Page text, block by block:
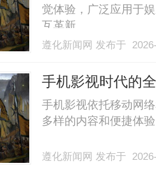
觉体验，广泛应用于
互革新。......
遵化新闻网 发布于
手机影视时代的
乐生活
手机影视依托移动网
多样的内容和便捷体
遵化新闻网 发布于